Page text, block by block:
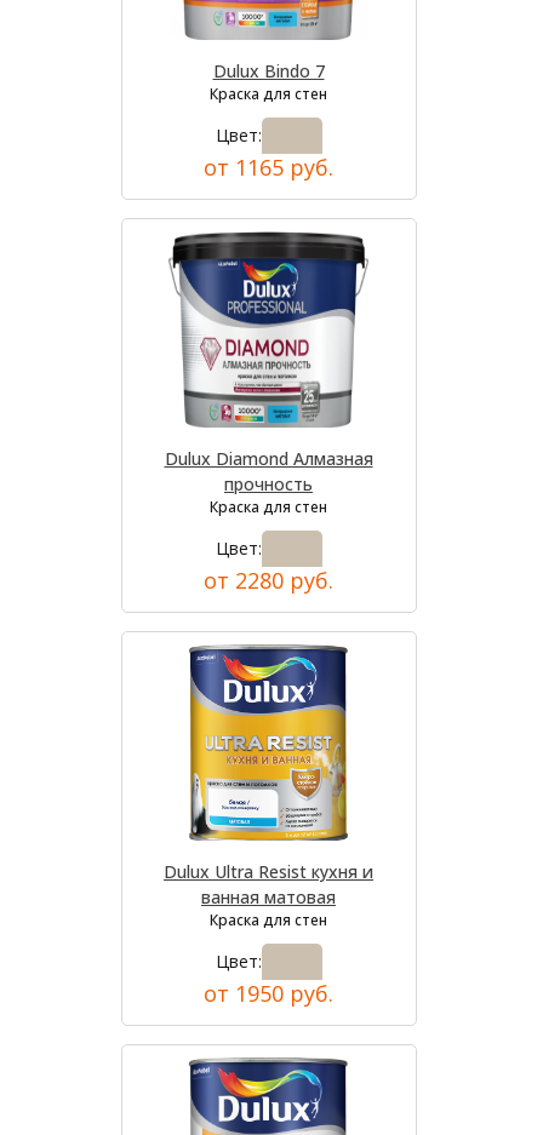
Dulux Bindo 7
Краска для стен
Цвет:
от 1165 руб.
Dulux Diamond Алмазная
прочность
Краска для стен
Цвет:
от 2280 руб.
Dulux Ultra Resist кухня и
ванная матовая
Краска для стен
Цвет:
от 1950 руб.